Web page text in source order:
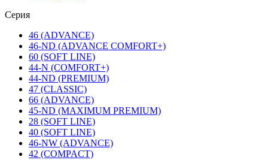
Серия
46 (ADVANCE)
46-ND (ADVANCE COMFORT+)
60 (SOFT LINE)
44-N (COMFORT+)
44-ND (PREMIUM)
47 (CLASSIC)
66 (ADVANCE)
45-ND (MAXIMUM PREMIUM)
28 (SOFT LINE)
40 (SOFT LINE)
46-NW (ADVANCE)
42 (COMPACT)